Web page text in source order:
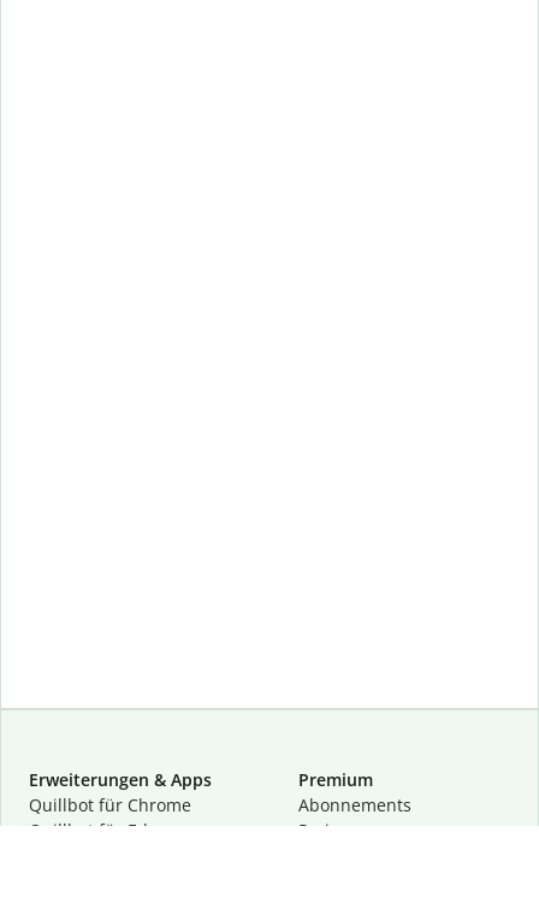
Erweiterungen & Apps
Quillbot für Chrome
Quillbot für Edge
Premium
Abon­ne­ments
Preise